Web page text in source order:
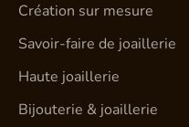
Création sur mesure
Savoir-faire de joaillerie
Haute joaillerie
Bijouterie & joaillerie